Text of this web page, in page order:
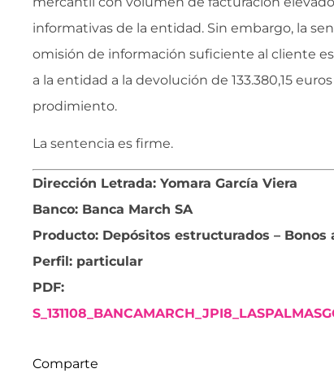
informativas de la entidad. Sin embargo, la
omisión de información suficiente al cliente
a la entidad a la devolución de 133.380,15
prodimiento.
La sentencia es firme.
Dirección Letrada: Yomara García Viera
Banco: Banca March SA
Producto: Depósitos estructurados – Bonos
Perfil: particular
PDF:
Comparte